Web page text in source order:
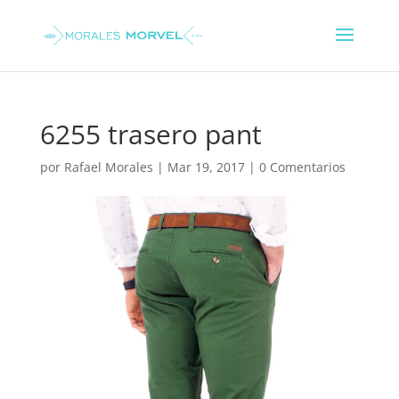
6255 trasero pant
por Rafael Morales | Mar 19, 2017| 0 Comentarios